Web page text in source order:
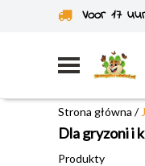
Voor 17
Wysyłka
Strona główna /
Dla gryzoni i
Produkty